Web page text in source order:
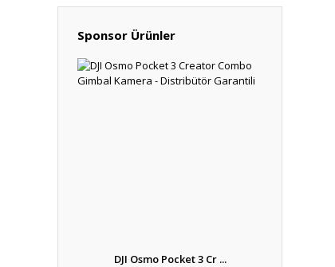
Sponsor Ürünler
DJI Osmo Pocket 3 Cr ...